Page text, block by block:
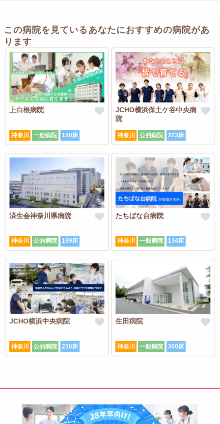
この病院を見ているあなたにおすすめの病院があ
ります
上白根病院
神奈川 一般病院 150床
JCHO横浜保土ケ谷中央病
院
神奈川 公的病院 223床
済生会神奈川県病院
神奈川 公的病院 199床
たちばな台病院
神奈川 一般病院 134床
JCHO横浜中央病院
神奈川 公的病院 230床
生田病院
神奈川 一般病院 300床